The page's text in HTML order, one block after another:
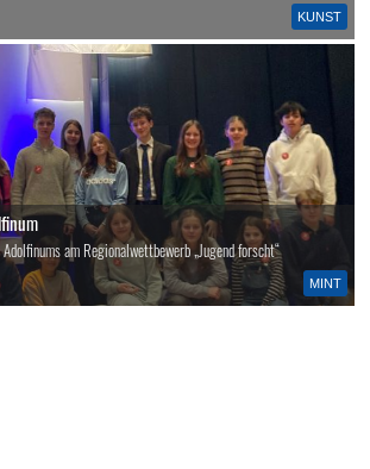
KUNST
MINT
am Regionalwettbewerb „Jugend forscht“